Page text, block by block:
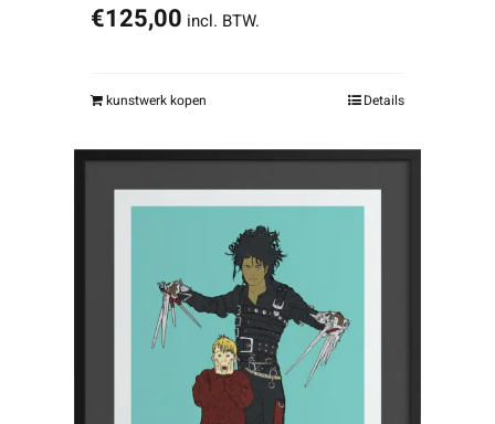
€125,00 incl. BTW.
kunstwerk kopen Details